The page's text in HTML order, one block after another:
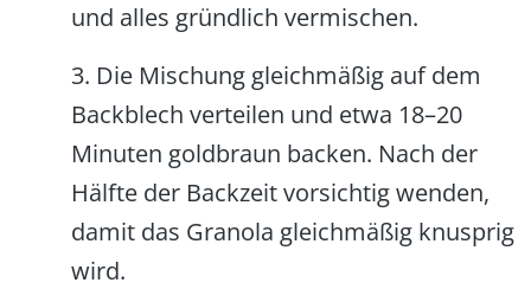
und alles gründlich vermischen.
3. Die Mischung gleichmäßig auf dem
Backblech verteilen und etwa 18–20
Minuten goldbraun backen. Nach der
Hälfte der Backzeit vorsichtig wenden,
damit das Granola gleichmäßig knusprig
wird.